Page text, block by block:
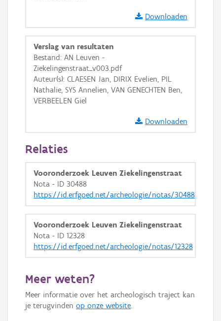
Basis Lagen
OSM-Basiskaart
Ortho
GRB-Basiskaart
Downloaden
Verslag van resultaten
Bestand: AN Leuven -
Ziekelingenstraat_v003.pdf
Auteur(s): CLAESEN Jan, DIRIX Evelien, PIL
Nathalie, SYS Annelien, VAN GENECHTEN Ben,
VERBEELEN Giel
Downloaden
Relaties
Vooronderzoek Leuven Ziekelingenstraat
Nota - ID 30488
https://id.erfgoed.net/archeologie/notas/30488
Vooronderzoek Leuven Ziekelingenstraat
Nota - ID 12328
https://id.erfgoed.net/archeologie/notas/12328
Meer weten?
Meer informatie over het archeologisch traject kan
je terugvinden op onze website.